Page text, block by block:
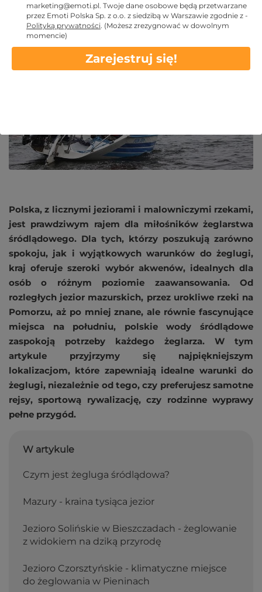
2024 GRU 4
Polska, z licznymi jeziorami i malowniczymi rzekami,
jest prawdziwym rajem dla miłośników żeglarstwa
śródlądowego. Dla tych, którzy poszukują zarówno
spokoju, jak i wyjątkowych warunków do żeglugi,
kraj oferuje szeroki wybór akwenów, idealnych dla
osób o różnym poziomie zaawansowania. Od
rozległych jezior mazurskich, przez urokliwe rzeki na
Pomorzu, aż po mniej znane, ale równie fascynujące
miejsca na południu, polskie wody śródlądowe
zaspokoją potrzeby każdego żeglarza. W tym
artykule przyjrzymy się najpiękniejszym
lokalizacjom, które zapewniają idealne warunki do
żeglugi, niezależnie od tego, czy preferujesz samotne
rejsy, sportową rywalizację, czy rodzinne wyprawy
pełne przygód.
W artykule
Czym jest żegluga śródlądowa?
Mazury - kraina tysiąca jezior
Jezioro Solińskie w Bieszczadach - żeglowanie
z widokiem na dziką przyrodę
Jezioro Czorsztyńskie - klimatyczne miejsce
do żeglowania w Pieninach
marketing@emoti.pl. Twoje dane osobowe będą przetwarzane
przez Emoti Polska Sp. z o.o. z siedzibą w Warszawie zgodnie z -
Polityką prywatności. (Możesz zrezygnować w dowolnym
momencie)
Zarejestruj się!